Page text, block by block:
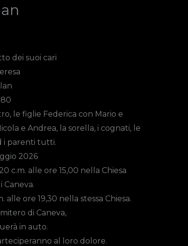
dei suoi cari
le figlie Federica con Mario e
e Andrea, la sorella, i cognati, le
i parenti tutti.
2026
c.m. alle ore 15,00 nella Chiesa
Caneva.
alle ore 19,30 nella stessa Chiesa.
di Caneva,
in auto.
al loro dolore.